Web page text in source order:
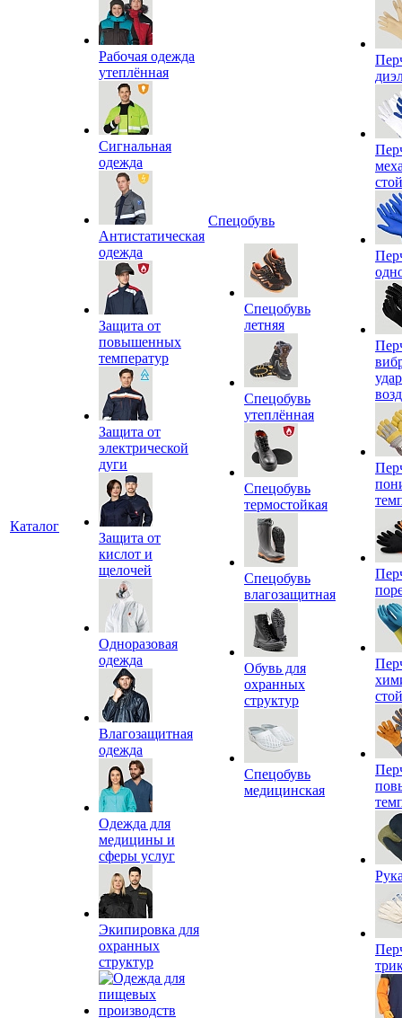
Каталог
Рабочая одежда
утеплённая
Сигнальная
одежда
Антистатическая
одежда
Защита от
повышенных
температур
Защита от
электрической
дуги
Защита от
кислот и
щелочей
Одноразовая
одежда
Влагозащитная
одежда
Одежда для
медицины и
сферы услуг
Экипировка для
охранных
структур
Спецобувь
Спецобувь
летняя
Спецобувь
утеплённая
Спецобувь
термостойкая
Спецобувь
влагозащитная
Обувь для
охранных
структур
Спецобувь
медицинская